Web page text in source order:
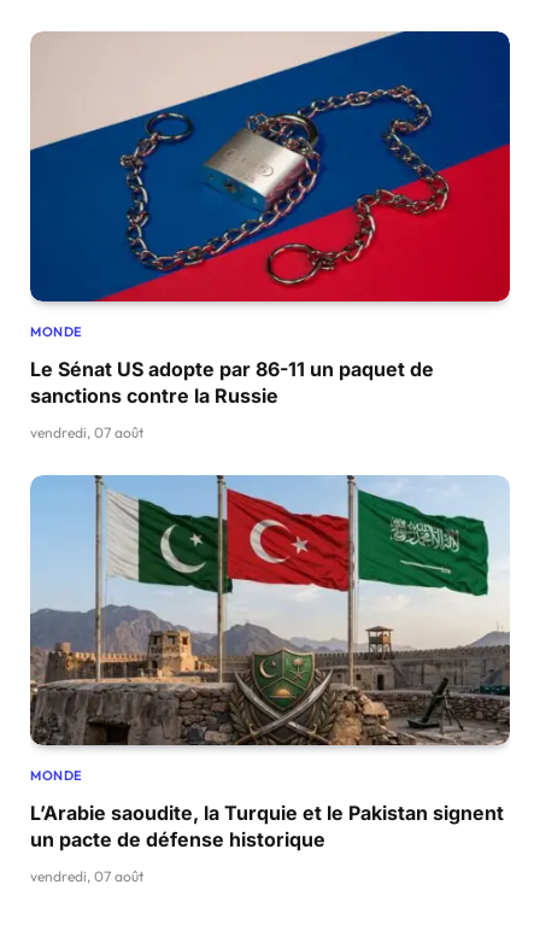
MONDE
Le Sénat US adopte par 86-11 un paquet de
sanctions contre la Russie
vendredi, 07 août
MONDE
L’Arabie saoudite, la Turquie et le Pakistan signent
un pacte de défense historique
vendredi, 07 août